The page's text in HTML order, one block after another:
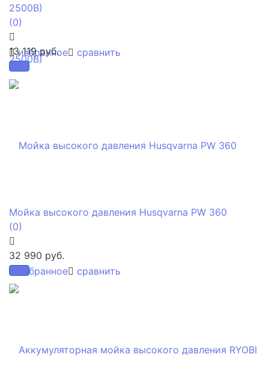
избранное сравнить
2500B)
(0)
13 119 руб.
избранное сравнить
Мойка высокого давления Husqvarna PW 360
(0)
32 990 руб.